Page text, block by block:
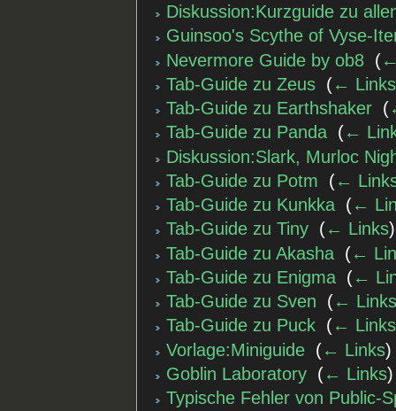
Diskussion:Kurzguide zu
Guinsoo's Scythe of Vyse-
Nevermore Guide by ob8 (
Tab-Guide zu Zeus (← Links
Tab-Guide zu Earthshaker (
Tab-Guide zu Panda (←
Diskussion:Slark, Murloc
Tab-Guide zu Potm
(←
Tab-Guide zu Kunkka (←
Tab-Guide zu Tiny (← Links)
Tab-Guide zu Akasha (←
Tab-Guide zu Enigma (←
Tab-Guide zu Sven
(←
Tab-Guide zu Puck (← Links
Vorlage:Miniguide (← Links)
Goblin Laboratory (← Links)
Typische Fehler von Public-